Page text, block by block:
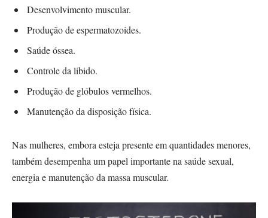
Desenvolvimento muscular.
Produção de espermatozoides.
Saúde óssea.
Controle da libido.
Produção de glóbulos vermelhos.
Manutenção da disposição física.
Nas mulheres, embora esteja presente em quantidades menores,
também desempenha um papel importante na saúde sexual,
energia e manutenção da massa muscular.